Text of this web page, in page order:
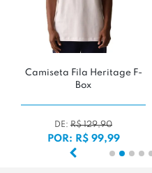
Camiseta Fila Heritage F-
Box
DE: R$ 129,90
POR: R$ 99,99